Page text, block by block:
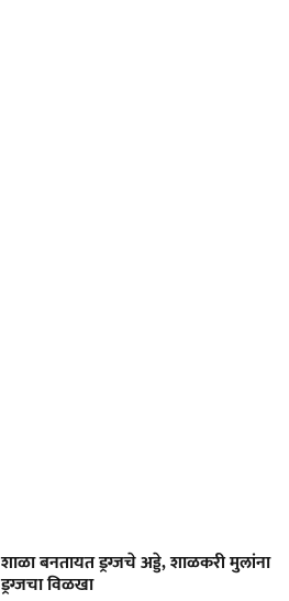
शाळा बनतायत ड्रग्जचे अड्डे, शाळकरी मुलांना
ड्रग्जचा विळखा